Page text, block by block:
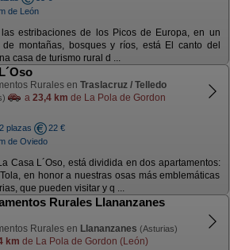
de León
las estribaciones de los Picos de Europa, en un
de montañas, bosques y ríos, está El canto del
casa de turismo rural d ...
Rurales en Traslacruz / Telledo
a 23,4 km de La Pola de Gordon
plazas
22 €
de Oviedo
Casa L´Oso, está dividida en dos apartamentos:
en honor a nuestras osas más emblemáticas
que pueden visitar y q ...
Rurales Llananzanes
Rurales en Llananzanes (Asturias)
km de La Pola de Gordon (León)